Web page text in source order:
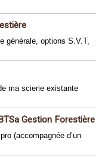
générale, options S.V.T,
ma scierie existante
Gestion Forestière
(accompagnée d’un